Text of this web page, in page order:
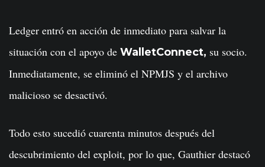
Ledger entró en acción de inmediato para salvar la
situación con el apoyo de WalletConnect, su socio.
Inmediatamente, se eliminó el NPMJS y el archivo
malicioso se desactivó.
Todo esto sucedió cuarenta minutos después del
descubrimiento del exploit, por lo que, Gauthier destacó